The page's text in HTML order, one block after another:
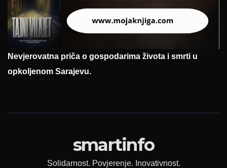
Nevjerovatna priča o gospodarima života i smrti u
opkoljenom Sarajevu.
smartinfo
Solidarnost. Povjerenje. Inovativnost.